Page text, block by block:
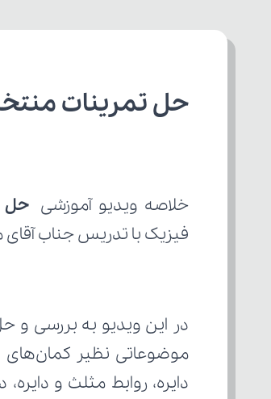
حل تمرینات منتخب
خلاصه ویدیو آموزشی حل
فیزیک با تدریس جناب